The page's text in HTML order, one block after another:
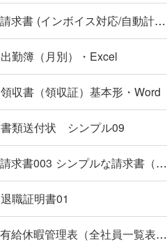
請求書 (インボイス対応/自動計算/A4 縦) カラー 使い方解説あり
出勤簿（月別）・Excel
領収書（領収証）基本形・Word
書類送付状 シンプル09
請求書003 シンプルな請求書（消費税10％対応）
退職証明書01
有給休暇管理表（全社員一覧表版）・横【見本付き】